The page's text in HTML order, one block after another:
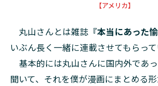
【アメリカ】
丸山さんとは雑誌 『本当にあった
いぶん長く一緒に連載させてもらって
基本的には丸山さんに国内外であ
聞いて、それを僕が漫画にまとめる